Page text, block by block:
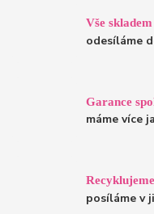
Vše skladem
odesíláme
Garance
máme více
posíláme v